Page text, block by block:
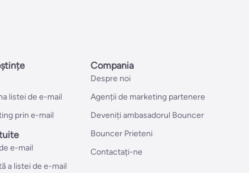
listei de e-mail
prin e-mail
e-mail
a listei de e-mail
Compania
Despre noi
Agenții de marketing partenere
Deveniți ambasadorul Bouncer
Bouncer Prieteni
Contactați-ne